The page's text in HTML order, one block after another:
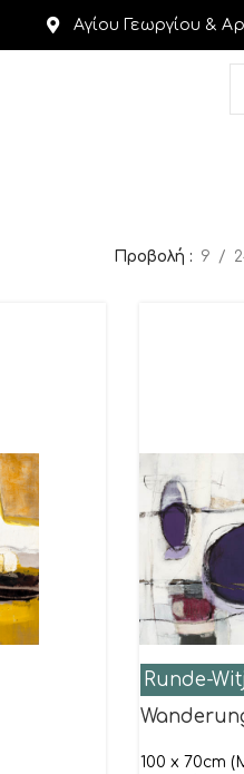
Αγίου Γεωργίου &
Προβολή 9
Runde-
100 x 70cm